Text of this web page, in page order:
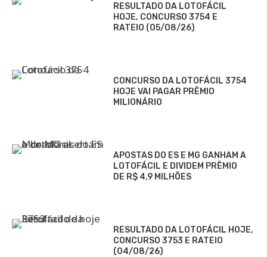
RESULTADO DA LOTOFÁCIL
HOJE, CONCURSO 3754 E
RATEIO (05/08/26)
CONCURSO DA LOTOFÁCIL 3754
HOJE VAI PAGAR PRÊMIO
MILIONÁRIO
APOSTAS DO ES E MG GANHAM A
LOTOFÁCIL E DIVIDEM PRÊMIO
DE R$ 4,9 MILHÕES
RESULTADO DA LOTOFÁCIL HOJE,
CONCURSO 3753 E RATEIO
(04/08/26)